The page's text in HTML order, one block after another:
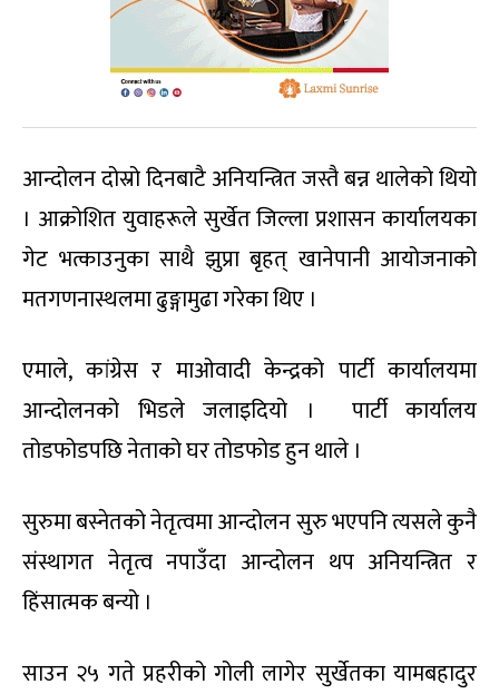
आन्दोलन दोस्रो दिनबाटै अनियन्त्रित जस्तै बन्न थालेको थियो
। आक्रोशित युवाहरूले सुर्खेत जिल्ला प्रशासन कार्यालयका
गेट भत्काउनुका साथै झुप्रा बृहत् खानेपानी आयोजनाको
मतगणनास्थलमा ढुङ्गामुढा गरेका थिए ।
एमाले, कांग्रेस र माओवादी केन्द्रको पार्टी कार्यालयमा
आन्दोलनको भिडले जलाइदियो । पार्टी कार्यालय
तोडफोडपछि नेताको घर तोडफोड हुन थाले ।
सुरुमा बस्नेतको नेतृत्वमा आन्दोलन सुरु भएपनि त्यसले कुनै
संस्थागत नेतृत्व नपाउँदा आन्दोलन थप अनियन्त्रित र
हिंसात्मक बन्यो ।
साउन २५ गते प्रहरीको गोली लागेर सुर्खेतका यामबहादुर